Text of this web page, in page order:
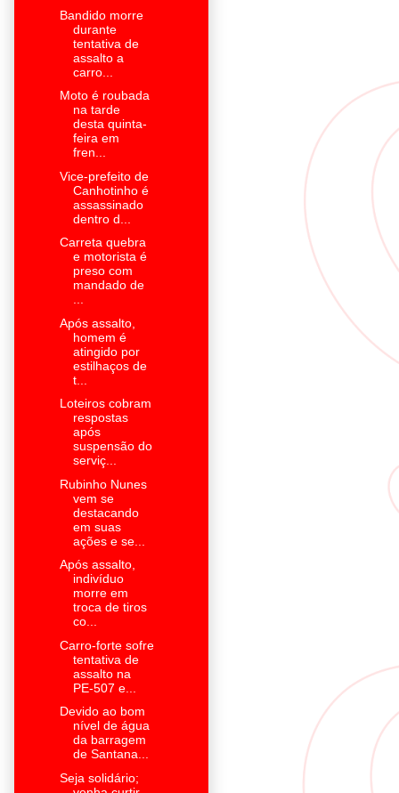
Bandido morre
durante
tentativa de
assalto a
carro...
Moto é roubada
na tarde
desta quinta-
feira em
fren...
Vice-prefeito de
Canhotinho é
assassinado
dentro d...
Carreta quebra
e motorista é
preso com
mandado de
...
Após assalto,
homem é
atingido por
estilhaços de
t...
Loteiros cobram
respostas
após
suspensão do
serviç...
Rubinho Nunes
vem se
destacando
em suas
ações e se...
Após assalto,
indivíduo
morre em
troca de tiros
co...
Carro-forte sofre
tentativa de
assalto na
PE-507 e...
Devido ao bom
nível de água
da barragem
de Santana...
Seja solidário;